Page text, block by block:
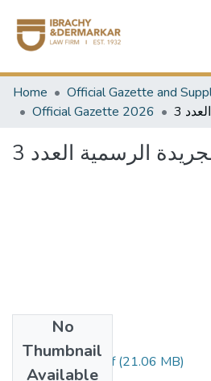
Communities & Collections
All of DSpace
Home
Official Gazette 2026
3
الرسمية العدد 3
No
Thumbnail
Available
العدد3 مؤمن.pdf(21.06 MB)